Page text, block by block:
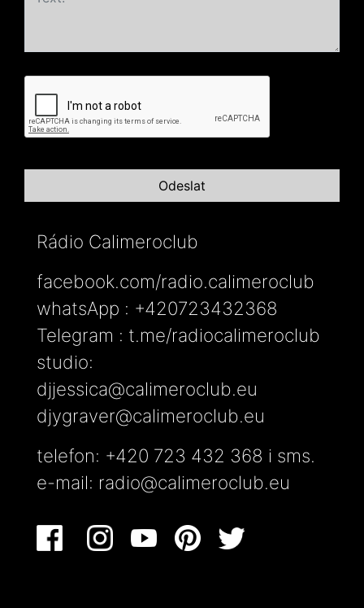
Rádio Calimeroclub
facebook.com/radio.calimeroclub
whatsApp : +420723432368
Telegram : t.me/radiocalimeroclub
studio:
djjessica@calimeroclub.eu
djygraver@calimeroclub.eu
telefon: +420 723 432 368 i sms.
e-mail: radio@calimeroclub.eu